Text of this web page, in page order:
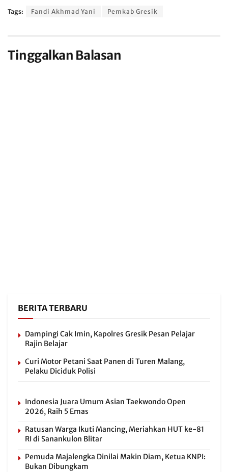
Tags: Fandi Akhmad Yani Pemkab Gresik
Tinggalkan Balasan
BERITA TERBARU
Dampingi Cak Imin, Kapolres Gresik Pesan Pelajar
Rajin Belajar
Curi Motor Petani Saat Panen di Turen Malang,
Pelaku Diciduk Polisi
Indonesia Juara Umum Asian Taekwondo Open
2026, Raih 5 Emas
Ratusan Warga Ikuti Mancing, Meriahkan HUT ke-81
RI di Sanankulon Blitar
Pemuda Majalengka Dinilai Makin Diam, Ketua KNPI:
Bukan Dibungkam